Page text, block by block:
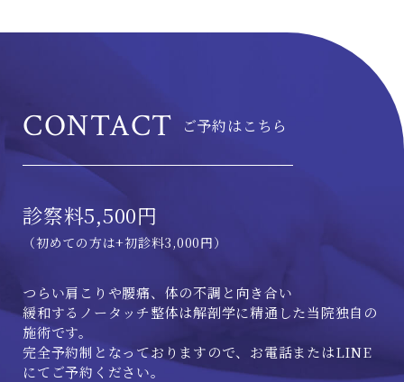
CONTACT ご予約はこちら
診察料5,500円
（初めての方は+初診料3,000円）
つらい肩こりや腰痛、体の不調と向き合い
緩和するノータッチ整体は解剖学に精通した当院独自の
施術です。
完全予約制となっておりますので、お電話またはLINE
にてご予約ください。